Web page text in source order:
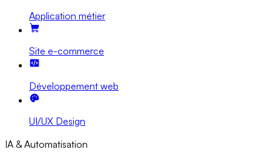
Application métier
Site e-commerce
Développement web
UI/UX Design
IA & Automatisation